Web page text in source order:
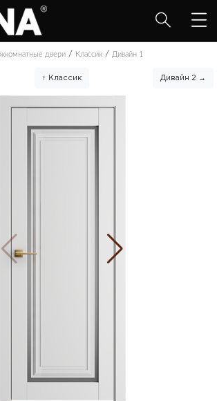
двери / Классик / Дивайн 1
↑ Классик Дивайн 2 →